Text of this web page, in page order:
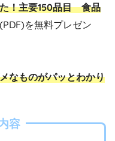
！主要150品目 食品
(PDF)を無料プレゼン
なものがパッとわかり
容